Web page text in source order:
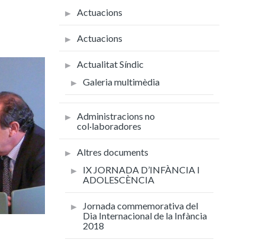
Actuacions
Actuacions
Actualitat Síndic
Galeria multimèdia
Administracions no
col·laboradores
Altres documents
IX JORNADA D’INFÀNCIA I
ADOLESCÈNCIA
Jornada commemorativa del
Dia Internacional de la Infància
2018